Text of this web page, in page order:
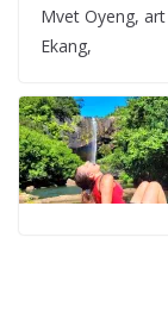
Mvet Oyeng,
Ekang,